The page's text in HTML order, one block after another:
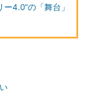
4.0”の「舞台」